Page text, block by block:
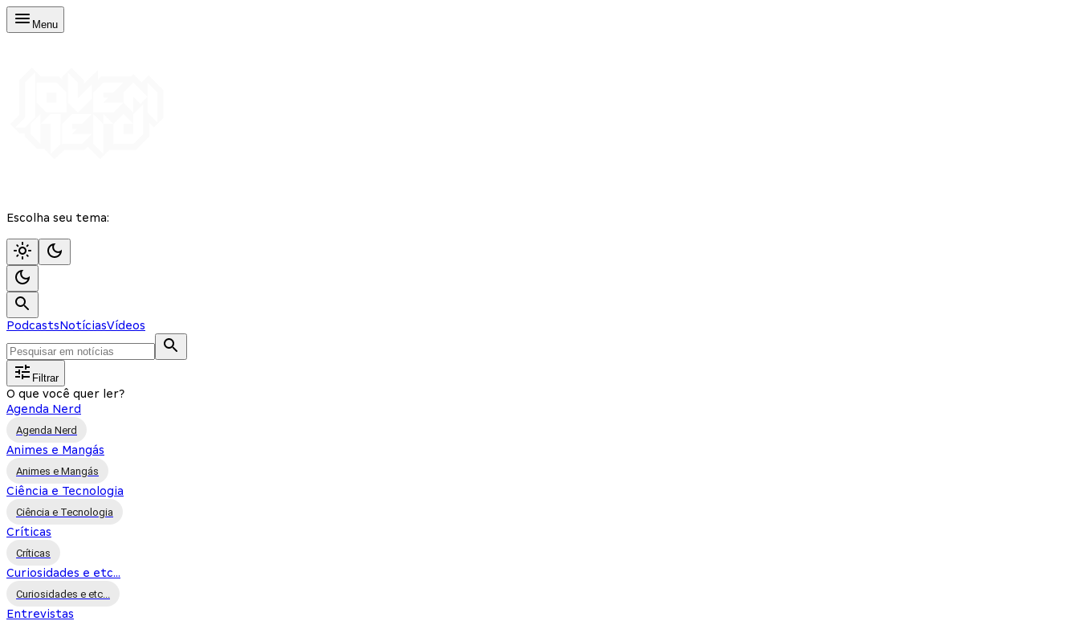
Menu
Escolha seu tema:
PodcastsNotíciasVídeos
Filtrar
O que você quer ler?
Agenda Nerd
Agenda Nerd
Animes e Mangás
Animes e Mangás
Ciência e Tecnologia
Ciência e Tecnologia
Críticas
Críticas
Curiosidades e etc...
Curiosidades e etc...
Entrevistas